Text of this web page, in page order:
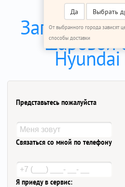
Да Выбрать
От выбранного города зависят
способы доставки
Записаться
шаровой
Представьтесь пожалуйста
Связаться со мной по телефону
Я приеду в сервис: